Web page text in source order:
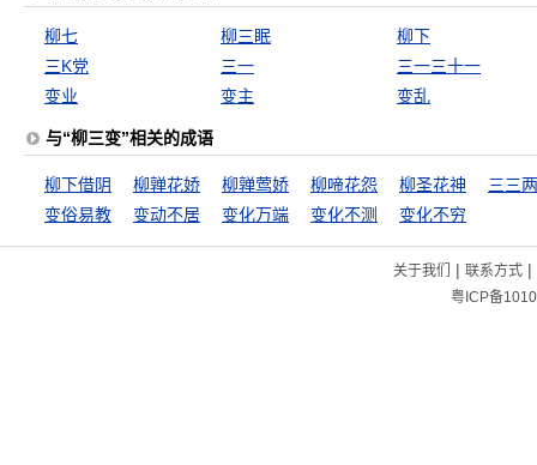
柳七 柳三眠
柳下
三K党
三一
三一三十一
变业
变主 变乱
与“柳三变”相关的成语
柳下借阴 柳亸花娇 柳亸莺娇 柳啼花怨 柳圣花神
三三
变俗易教
变动不居 变化万端 变化不测 变化不穷
关于我们 | 联系方式|
粤ICP备